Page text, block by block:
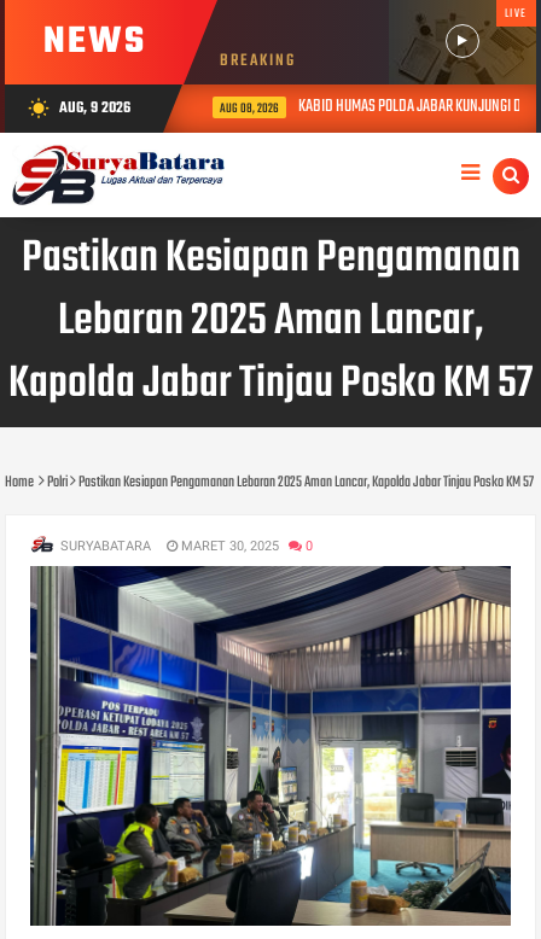
NEWS BREAKING
LIVE
wb_sunny AUG, 9 2026 AUG 08, 2026 KABID HUMAS POLDA JABAR KUNJUNGI
Pastikan Kesiapan Pengamanan
Lebaran 2025 Aman Lancar,
Kapolda Jabar Tinjau Posko KM 57
Home Polri Pastikan Kesiapan Pengamanan Lebaran 2025 Aman Lancar, Kapolda Jabar Tinjau Posko KM 57
SURYABATARA MARET 30, 2025 0